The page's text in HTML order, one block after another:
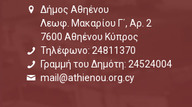
Δήμος Αθηένου
Λεωφ. Μακαρίου Γ΄, Αρ. 2
7600 Αθηένου Κύπρος
Τηλέφωνο: 24811370
Γραμμή του Δημότη: 24524004
mail@athienou.org.cy